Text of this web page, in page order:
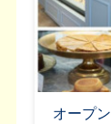
オープ